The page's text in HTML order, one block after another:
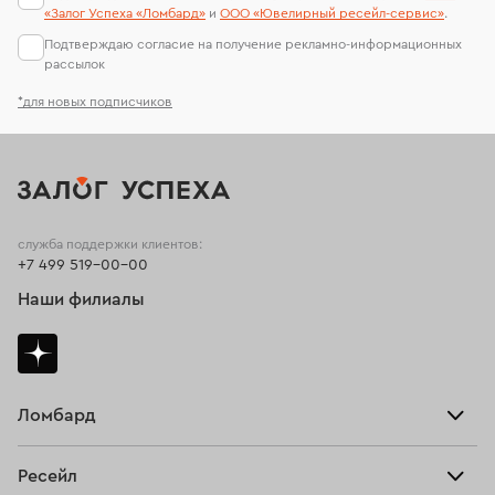
*для новых подписчиков
«Залог Успеха «Ломбард» и ООО «Ювелирный ресейл-сервиc».
Подтверждаю согласие на получение рекламно-информационных
рассылок
Ломбард
Ресейл
служба поддержки клиентов:
+7 499 519-00-00
Наши филиалы